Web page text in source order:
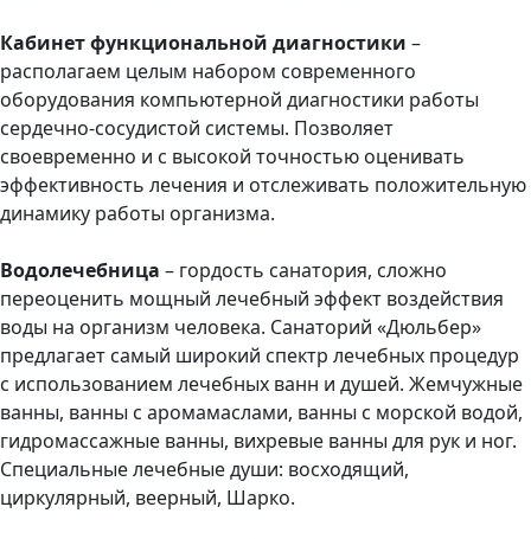
Кабинет функциональной диагностики –
располагаем целым набором современного
оборудования компьютерной диагностики работы
сердечно-сосудистой системы. Позволяет
своевременно и с высокой точностью оценивать
эффективность лечения и отслеживать положительную
динамику работы организма.
Водолечебница – гордость санатория, сложно
переоценить мощный лечебный эффект воздействия
воды на организм человека. Санаторий «Дюльбер»
предлагает самый широкий спектр лечебных процедур
с использованием лечебных ванн и душей. Жемчужные
ванны, ванны с аромамаслами, ванны с морской водой,
гидромассажные ванны, вихревые ванны для рук и ног.
Специальные лечебные души: восходящий,
циркулярный, веерный, Шарко.